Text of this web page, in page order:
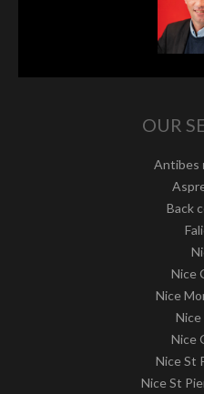
OUR
Antibes
Back
Nice
Nice
Nice
Nice
Nice St
Nice St